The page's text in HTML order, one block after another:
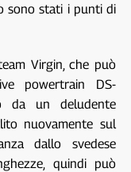
sono stati i punti di
Virgin, che può
powertrain DS-
da un deludente
nuovamente sul
dallo svedese
quindi può